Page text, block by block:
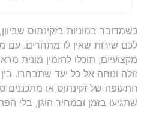
Based on our experience
him without any
לכם שירות שאין לו מתחרים. עם
מקצועיים, תוכלו להזמין מונית
זולה ונוחה אל כל יעד שתבחרו.
התעופה של זקינתוס או מתכננים
שתגיעו בזמן ובמחיר הוגן, בלי